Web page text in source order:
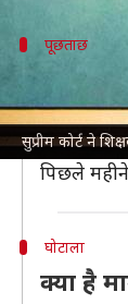
सुप्रीम कोर्ट ने
पूछताछ
घोटाले
इसके बाद
पिछले
घोटाला
क्या है